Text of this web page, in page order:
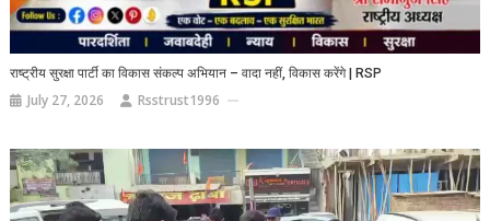
राष्ट्रीय सुरक्षा पार्टी का विकास संकल्प अभियान – वादा नहीं, विकास करेंगे | RSP
July 27, 2026 Rsstrust1996
Video
Player